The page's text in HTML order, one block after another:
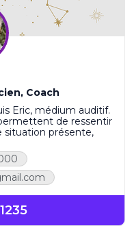
Coach
Eric, médium auditif.
de ressentir
situation présente,